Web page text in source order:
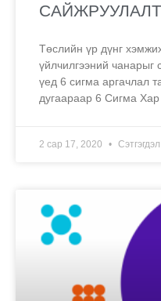
САЙЖРУУЛАЛТ
Төслийн үр дүнг
үйлчилгээний чанарыг
үед 6 сигма аргачлал
дугаараар 6 Сигма Хар
2 сар 17, 2020